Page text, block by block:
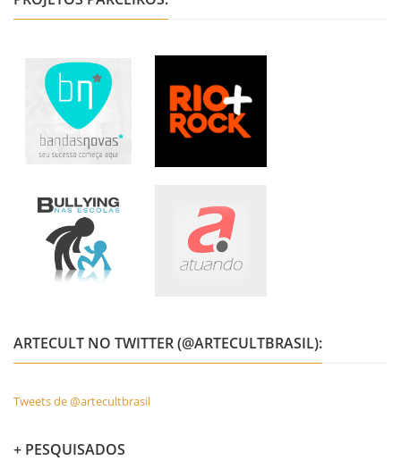
ARTECULT NO TWITTER (@ARTECULTBRASIL):
Tweets de @artecultbrasil
+ PESQUISADOS